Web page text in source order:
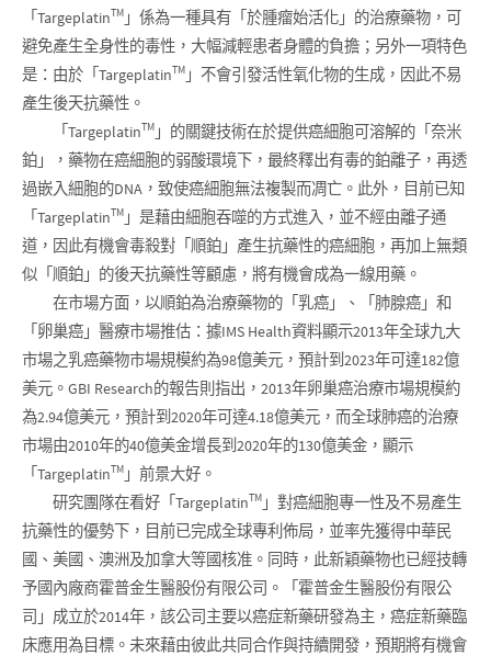
「TargeplatinTM 」係為一種具有「於腫瘤始活化」的治療藥物，可
避免產生全身性的毒性，大幅減輕患者身體的負擔；另外一項特色
是：由於「TargeplatinTM 」不會引發活性氧化物的生成，因此不易
產生後天抗藥性。
「TargeplatinTM 」的關鍵技術在於提供癌細胞可溶解的「奈米
鉑」，藥物在癌細胞的弱酸環境下，最終釋出有毒的鉑離子，再透
過嵌入細胞的DNA，致使癌細胞無法複製而凋亡。此外，目前已知
「TargeplatinTM 」是藉由細胞吞噬的方式進入，並不經由離子通
道，因此有機會毒殺對「順鉑」產生抗藥性的癌細胞，再加上無類
似「順鉑」的後天抗藥性等顧慮，將有機會成為一線用藥。
在市場方面，以順鉑為治療藥物的「乳癌」、「肺腺癌」和
「卵巢癌」醫療市場推估：據IMS Health資料顯示2013年全球九大
市場之乳癌藥物市場規模約為98億美元，預計到2023年可達182億
美元。GBI Research的報告則指出，2013年卵巢癌治療市場規模約
為2.94億美元，預計到2020年可達4.18億美元，而全球肺癌的治療
市場由2010年的40億美金增長到2020年的130億美金，顯示
「TargeplatinTM 」前景大好。
研究團隊在看好「TargeplatinTM 」對癌細胞專一性及不易產生
抗藥性的優勢下，目前已完成全球專利佈局，並率先獲得中華民
國、美國、澳洲及加拿大等國核准。同時，此新穎藥物也已經技轉
予國內廠商霍普金生醫股份有限公司。「霍普金生醫股份有限公
司」成立於2014年，該公司主要以癌症新藥研發為主，癌症新藥臨
床應用為目標。未來藉由彼此共同合作與持續開發，預期將有機會